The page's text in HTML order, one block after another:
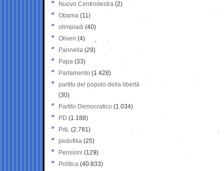
Nuovo Centrodestra (2)
Obama (11)
olimpiadi (40)
Oliveri (4)
Pannella (29)
Papa (33)
Parlamento (1.428)
partito del popolo della libertà
(30)
Partito Democratico (1.034)
PD (1.188)
PdL (2.781)
pedofilia (25)
Pensioni (129)
Politica (40.833)